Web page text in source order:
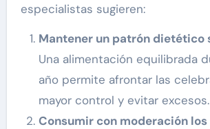
especialistas sugieren:
Mantener un patrón dietético
Una alimentación equilibrada
año permite afrontar las
mayor control y evitar excesos.
Consumir con moderación